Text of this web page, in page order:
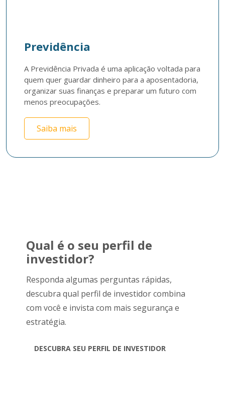
Previdência
A Previdência Privada é uma aplicação voltada para
quem quer guardar dinheiro para a aposentadoria,
organizar suas finanças e preparar um futuro com
menos preocupações.
Saiba mais
Qual é o seu perfil de
investidor?
Responda algumas perguntas rápidas,
descubra qual perfil de investidor combina
com você e invista com mais segurança e
estratégia.
DESCUBRA SEU PERFIL DE INVESTIDOR